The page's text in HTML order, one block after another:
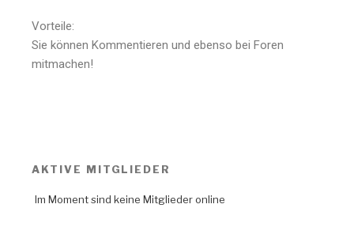
Vorteile:
Sie können Kommentieren und ebenso bei Foren
mitmachen!
AKTIVE MITGLIEDER
Im Moment sind keine Mitglieder online